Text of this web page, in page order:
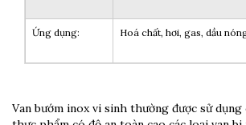
Ứng dụng: Hoá chất, hơi, gas, dầu
Van bướm inox vi sinh thường được sử dụng